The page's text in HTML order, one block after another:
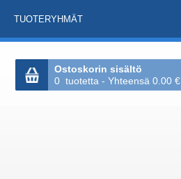
TUOTERYHMÄT
Ostoskorin sisältö
0 tuotetta - Yhteensä 0.00 €